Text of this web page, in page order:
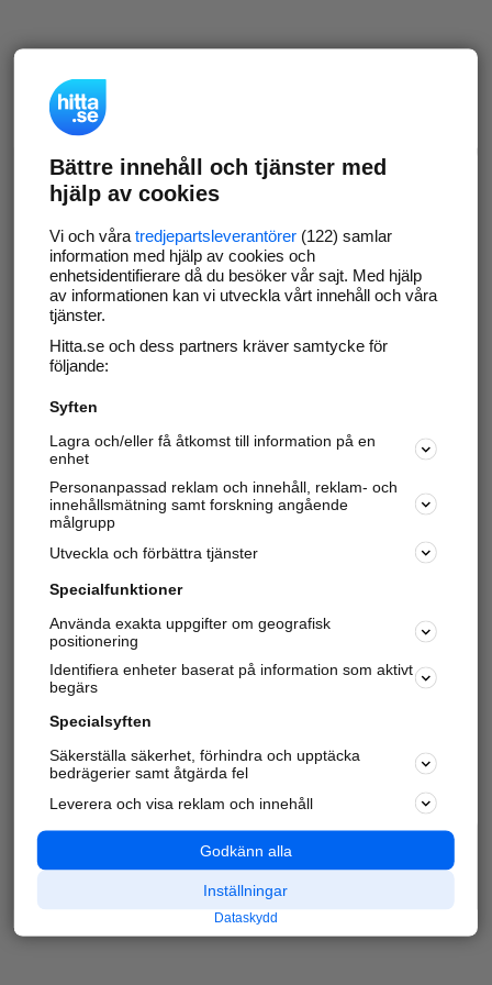
Bättre innehåll och tjänster med
hjälp av cookies
Vi och våra tredjepartsleverantörer(122) samlar
information med hjälp av cookies och
enhetsidentifierare då du besöker vår sajt. Med hjälp
av informationen kan vi utveckla vårt innehåll och våra
tjänster.
Hitta.se och dess partners kräver samtycke för
följande:
Syften
Lagra och/eller få åtkomst till information på en
enhet
Personanpassad reklam och innehåll, reklam- och
innehållsmätning samt forskning angående
målgrupp
Utveckla och förbättra tjänster
Specialfunktioner
Använda exakta uppgifter om geografisk
positionering
Identifiera enheter baserat på information som aktivt
begärs
Specialsyften
Säkerställa säkerhet, förhindra och upptäcka
bedrägerier samt åtgärda fel
Leverera och visa reklam och innehåll
Godkänn alla
Inställningar
Dataskydd